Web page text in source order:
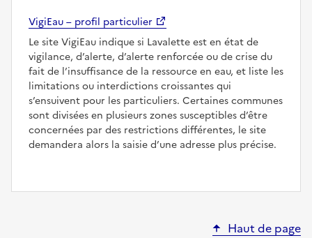
VigiEau – profil particulier
Le site VigiEau indique si Lavalette est en état de
vigilance, d’alerte, d’alerte renforcée ou de crise du
fait de l’insuffisance de la ressource en eau, et liste les
limitations ou interdictions croissantes qui
s’ensuivent pour les particuliers. Certaines communes
sont divisées en plusieurs zones susceptibles d’être
concernées par des restrictions différentes, le site
demandera alors la saisie d’une adresse plus précise.
Haut de page